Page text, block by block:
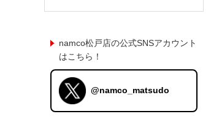
namco松戸店の公式SNSアカウント
はこちら！
@namco_matsudo